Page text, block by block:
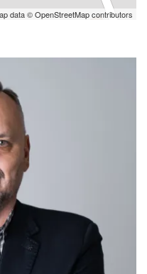
data ©OpenStreetMapcontributors